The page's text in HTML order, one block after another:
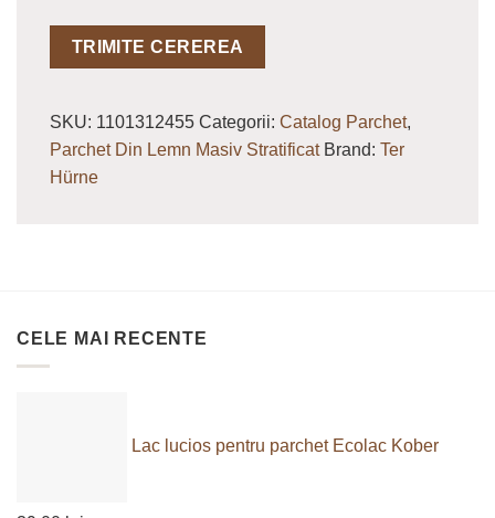
SKU: 1101312455 Categorii: Catalog Parchet,
Parchet Din Lemn Masiv Stratificat Brand: Ter
Hürne
CELE MAI RECENTE
Lac lucios pentru parchet Ecolac Kober